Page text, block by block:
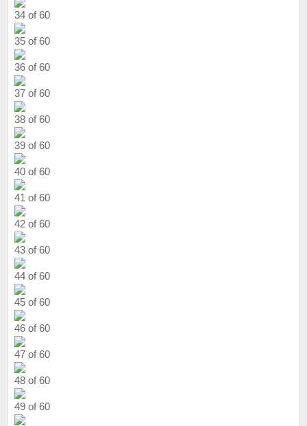
34 of 60
35 of 60
36 of 60
37 of 60
38 of 60
39 of 60
40 of 60
41 of 60
42 of 60
43 of 60
44 of 60
45 of 60
46 of 60
47 of 60
48 of 60
49 of 60